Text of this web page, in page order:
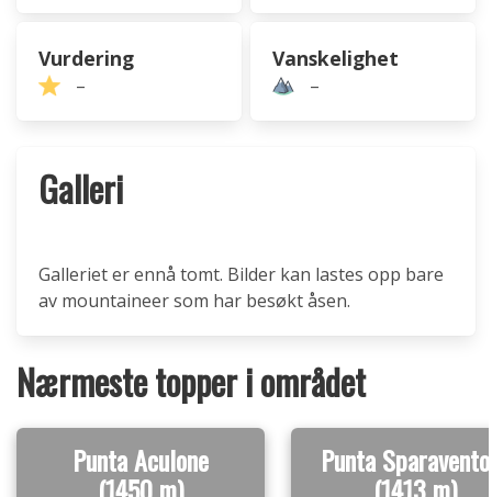
Vurdering
–
Vanskelighet
–
Galleri
Galleriet er ennå tomt. Bilder kan lastes opp bare
av mountaineer som har besøkt åsen.
Nærmeste topper i området
Punta Aculone Punta